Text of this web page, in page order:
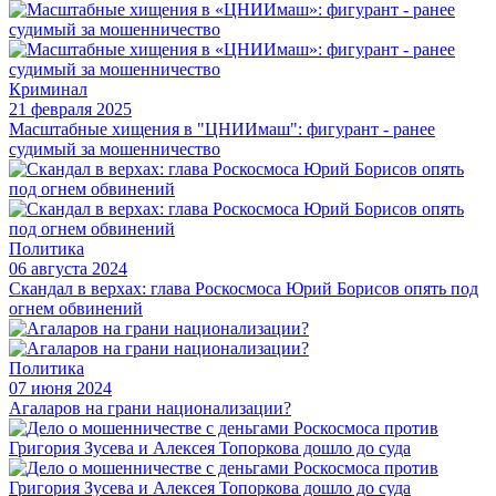
Криминал
21 февраля 2025
Масштабные хищения в "ЦНИИмаш": фигурант - ранее
судимый за мошенничество
Политика
06 августа 2024
Скандал в верхах: глава Роскосмоса Юрий Борисов опять под
огнем обвинений
Политика
07 июня 2024
Агаларов на грани национализации?